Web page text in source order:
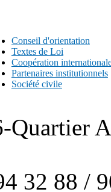
Conseil d'orientation
Textes de Loi
Coopération
Partenaires institutionnels
Société civile
Quartier
32 88 /